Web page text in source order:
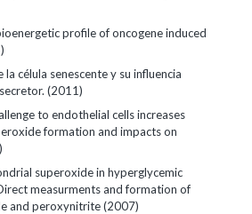
profile of oncogene induced
célula senescente y su influencia
(2011)
to endothelial cells increases
formation and impacts on
superoxide in hyperglycemic
measurments and formation of
and peroxynitrite (2007)